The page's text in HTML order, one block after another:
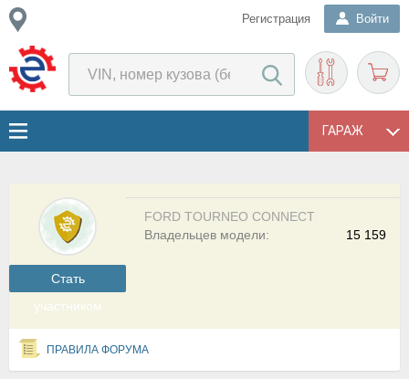
Регистрация Войти
ГАРАЖ
Cтать
участником
FORD TOURNEO CONNECT
15 159
Владельцев модели:
ПРАВИЛА ФОРУМА